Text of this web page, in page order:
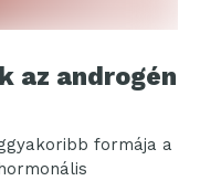
az androgén
formája a